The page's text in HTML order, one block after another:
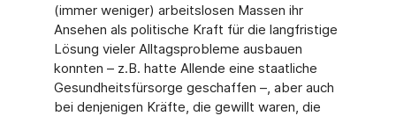
(immer weniger) arbeitslosen Massen ihr
Ansehen als politische Kraft für die langfristige
Lösung vieler Alltagsprobleme ausbauen
konnten – z.B. hatte Allende eine staatliche
Gesundheitsfürsorge geschaffen –, aber auch
bei denjenigen Kräfte, die gewillt waren, die